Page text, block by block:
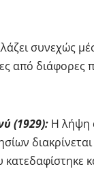
συνεχώς
από διάφορες
(1929): Η λήψη